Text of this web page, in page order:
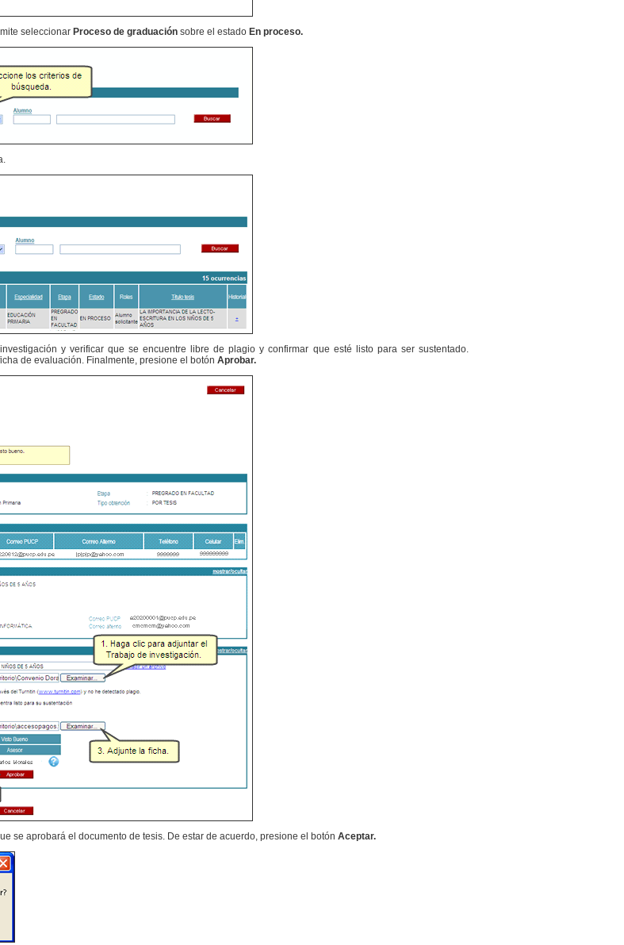
seleccionar Proceso de graduación sobre el estado En proceso.
y verificar que se encuentre libre de plagio y confirmar que esté listo para ser sustentado.
de evaluación. Finalmente, presione el botón Aprobar.
se aprobará el documento de tesis. De estar de acuerdo, presione el botón Aceptar.